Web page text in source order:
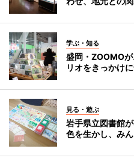
学ぶ・知る
盛岡・ZOOMO
リオをきっかけ
見る・遊ぶ
岩手県立図書館
色を生かし、み